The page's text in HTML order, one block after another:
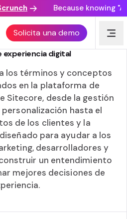
Because knowing
Solicita una demo
experiencia digital
los términos y conceptos
en la plataforma de
Sitecore, desde la gestión
hasta el
de los clientes y la
para ayudar a los
desarrolladores y
un entendimiento
mejores decisiones de